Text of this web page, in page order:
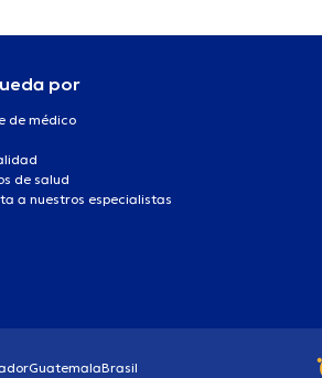
por
de médico
de salud
a nuestros especialistas
GuatemalaBrasil